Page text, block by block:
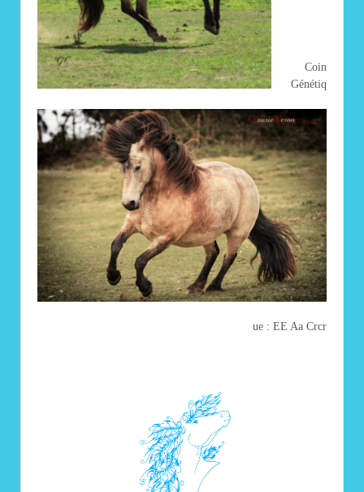
Coin
Génétiq
ue : EE Aa Crcr